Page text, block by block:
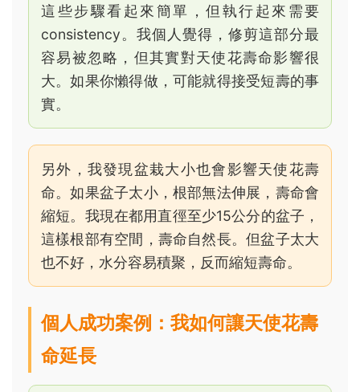
這些步驟看起來簡單，但執行起來需要
consistency。我個人覺得，修剪這部分最
容易被忽略，但其實對天使花壽命影響很
大。如果你懶得做，可能就得接受短壽的事
實。
另外，我發現盆栽大小也會影響天使花壽
命。如果盆子太小，根部無法伸展，壽命會
縮短。我現在都用直徑至少15公分的盆子，
這樣根部有空間，壽命自然長。但盆子太大
也不好，水分容易積聚，反而縮短壽命。
個人成功案例：我如何讓天使花壽
命延長